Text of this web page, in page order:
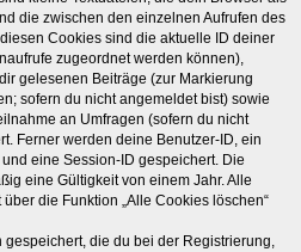
die zwischen den einzelnen Aufrufen des
Cookies sind die aktuelle ID deiner
zugeordnet werden können),
gelesenen Beiträge (zur Markierung
sofern du nicht angemeldet bist) sowie
an Umfragen (sofern du nicht
Ferner werden deine Benutzer-ID, ein
eine Session-ID gespeichert. Die
eine Gültigkeit von einem Jahr. Alle
die Funktion „Alle Cookies löschen“
die du bei der Registrierung,